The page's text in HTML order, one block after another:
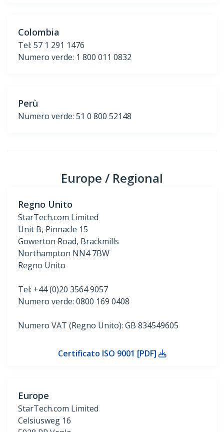
Colombia
Tel: 57 1 291 1476
Numero verde: 1 800 011 0832
Perù
Numero verde: 51 0 800 52148
Europe / Regional
Regno Unito
StarTech.com Limited
Unit B, Pinnacle 15
Gowerton Road, Brackmills
Northampton NN4 7BW
Regno Unito
Tel: +44 (0)20 3564 9057
Numero verde: 0800 169 0408
Numero VAT (Regno Unito): GB 834549605
Certificato ISO 9001 [PDF]
Europe
StarTech.com Limited
Celsiusweg 16